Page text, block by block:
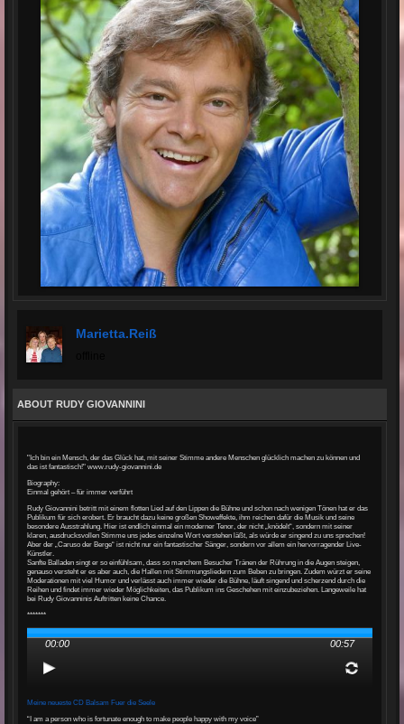
Marietta.reiß
ABOUT RUDY GIOVANNINI
"Ich bin ein Mensch, der das Glück hat, mit seiner Stimme andere Menschen glücklich machen zu können und
das ist fantastisch!" www.rudy-giovannini.de
Biography:
Einmal gehört – für immer verführt
Rudy Giovannini betritt mit einem flotten Lied auf den Lippen die Bühne und schon nach wenigen Tönen hat er das
Publikum für sich erobert. Er braucht dazu keine großen Showeffekte, ihm reichen dafür die Musik und seine
besondere Ausstrahlung. Hier ist endlich einmal ein moderner Tenor, der nicht „knödelt“, sondern mit seiner
klaren, ausdrucksvollen Stimme uns jedes einzelne Wort verstehen läßt, als würde er singend zu uns sprechen!
Aber der „Caruso der Berge“ ist nicht nur ein fantastischer Sänger, sondern vor allem ein hervorragender Live-
Künstler.
Sanfte Balladen singt er so einfühlsam, dass so manchem Besucher Tränen der Rührung in die Augen steigen,
genauso versteht er es aber auch, die Hallen mit Stimmungsliedern zum Beben zu bringen. Zudem würzt er seine
Moderationen mit viel Humor und verlässt auch immer wieder die Bühne, läuft singend und scherzend durch die
Reihen und findet immer wieder Möglichkeiten, das Publikum ins Geschehen mit einzubeziehen. Langeweile hat
bei Rudy Giovanninis Auftritten keine Chance.
*******
00:00 00:57
Meine neueste CD Balsam Fuer die Seele
“I am a person who is fortunate enough to make people happy with my voice”